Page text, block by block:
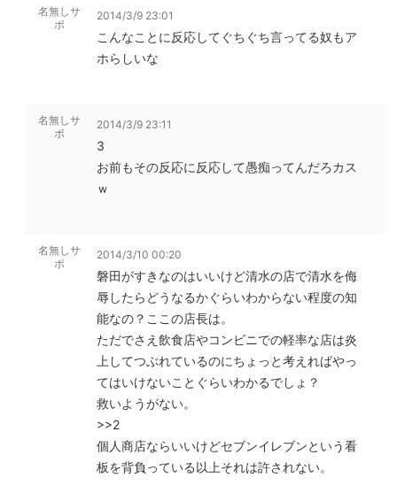
名無しサ
ポ
2014/3/9 23:01
こんなことに反応してぐちぐち言ってる奴もア
ホらしいな
名無しサ
ポ
2014/3/9 23:11
3
お前もその反応に反応して愚痴ってんだろカス
ｗ
名無しサ
ポ
2014/3/10 00:20
磐田がすきなのはいいけど清水の店で清水を侮
辱したらどうなるかぐらいわからない程度の知
能なの？ここの店長は。
ただでさえ飲食店やコンビニでの軽率な店は炎
上してつぶれているのにちょっと考えればやっ
てはいけないことぐらいわかるでしょ？
救いようがない。
>>2
個人商店ならいいけどセブンイレブンという看
板を背負っている以上それは許されない。